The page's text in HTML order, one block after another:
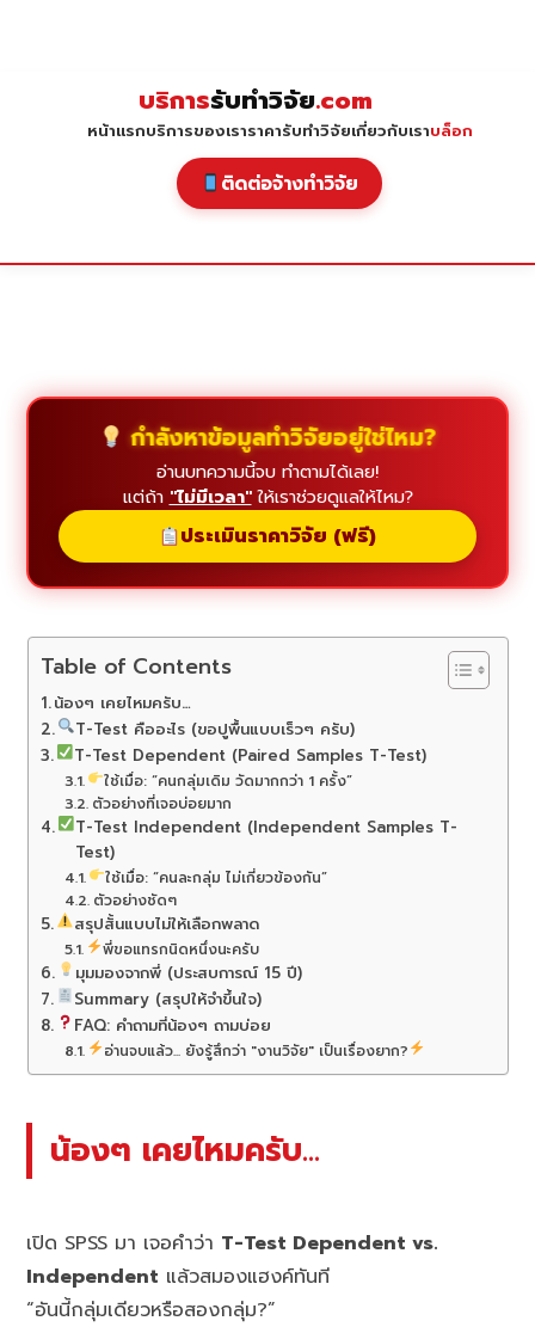
บริการรับทำวิจัย.com
หน้าแรกบริการของเราราคารับทำวิจัยเกี่ยวกับเราบล็อก
ติดต่อจ้างทำวิจัย
กำลังหาข้อมูลทำวิจัยอยู่ใช่ไหม?
อ่านบทความนี้จบ ทำตามได้เลย!
แต่ถ้า "ไม่มีเวลา"ให้เราช่วยดูแลให้ไหม?
ประเมินราคาวิจัย (ฟรี)
Table of Contents
น้องๆ เคยไหมครับ…
T-Test คืออะไร (ขอปูพื้นแบบเร็วๆ ครับ)
T-Test Dependent (Paired Samples T-Test)
ใช้เมื่อ: “คนกลุ่มเดิม วัดมากกว่า 1 ครั้ง”
ตัวอย่างที่เจอบ่อยมาก
T-Test Independent (Independent Samples T-
Test)
ใช้เมื่อ: “คนละกลุ่ม ไม่เกี่ยวข้องกัน”
ตัวอย่างชัดๆ
สรุปสั้นแบบไม่ให้เลือกพลาด
พี่ขอแทรกนิดหนึ่งนะครับ
มุมมองจากพี่ (ประสบการณ์ 15 ปี)
Summary (สรุปให้จำขึ้นใจ)
FAQ: คำถามที่น้องๆ ถามบ่อย
อ่านจบแล้ว... ยังรู้สึกว่า "งานวิจัย" เป็นเรื่องยาก?
น้องๆ เคยไหมครับ…
เปิด SPSS มา เจอคำว่า T-Test Dependent vs.
Independent แล้วสมองแฮงค์ทันที
“อันนี้กลุ่มเดียวหรือสองกลุ่ม?”